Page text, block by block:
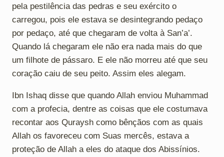
pela pestilência das pedras e seu exército o
carregou, pois ele estava se desintegrando pedaço
por pedaço, até que chegaram de volta à San’a’.
Quando lá chegaram ele não era nada mais do que
um filhote de pássaro. E ele não morreu até que seu
coração caiu de seu peito. Assim eles alegam.
Ibn Ishaq disse que quando Allah enviou Muhammad
com a profecia, dentre as coisas que ele costumava
recontar aos Quraysh como bênçãos com as quais
Allah os favoreceu com Suas mercês, estava a
proteção de Allah a eles do ataque dos Abissínios.